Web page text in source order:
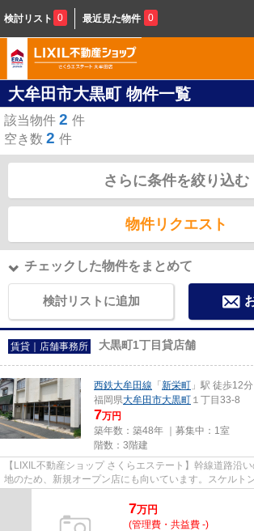
検討リスト 0 最近見た物件 0
大牟田市大黒町 物件一覧
該当物件 2 件
空き数 2 件
さらに条件を絞り込む
物件リクエスト
チェックした物件をまとめて
検討リストに追加
賃貸｜店舗事務所 大黒町1丁目貸店舗
西鉄大牟田線 「 新栄町 」駅 徒歩12分
福岡県大牟田市大黒町 １丁目33-8
7万円
築年数：築48年 ｜募集中： 1室
階数：3階建
【LIXIL不動産ショップ さくらエステート】幹線道路沿
地のため、新規オープン店にも向いています。スケルト
7万円
(管理費・共益費 -)